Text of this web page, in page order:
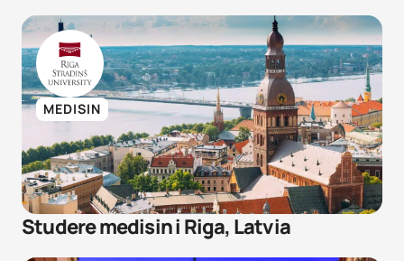
MEDISIN
Studere medisin i Riga, Latvia